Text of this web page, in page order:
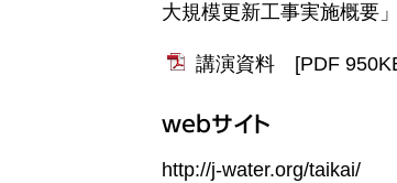
大規模更新工事実施概要
講演資料 [PDF
webサイト
http://j-water.org/taikai/